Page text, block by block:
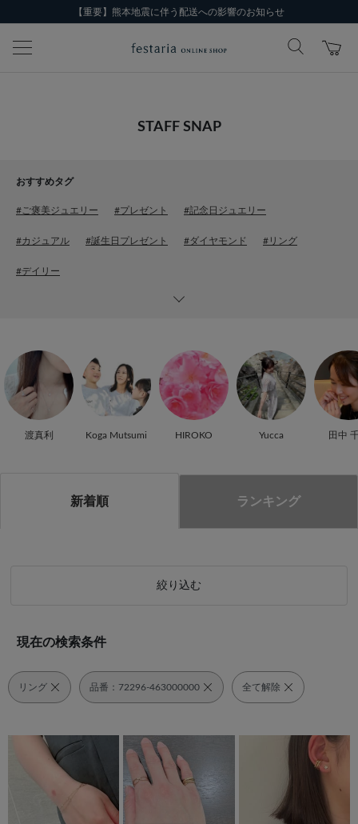
【重要】熊本地震に伴う配送への影響のお知らせ
STAFF SNAP
おすすめタグ
#ご褒美ジュエリー #プレゼント #記念日ジュエリー
#カジュアル #誕生日プレゼント #ダイヤモンド #リング
#デイリー
渡真利 Koga Mutsumi HIROKO Yucca 田中
新着順 ランキング
絞り込む
現在の検索条件
リング 品番：72296-463000000 全て解除